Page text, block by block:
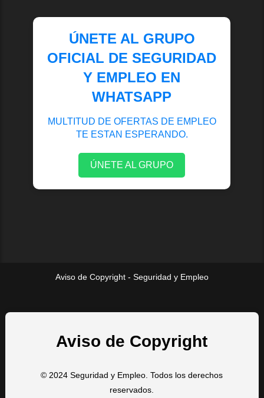
ÚNETE AL GRUPO
OFICIAL DE SEGURIDAD
Y EMPLEO EN
WHATSAPP
MULTITUD DE OFERTAS DE EMPLEO
TE ESTAN ESPERANDO.
ÚNETE AL GRUPO
Aviso de Copyright - Seguridad y Empleo
Aviso de Copyright
© 2024 Seguridad y Empleo. Todos los derechos
reservados.